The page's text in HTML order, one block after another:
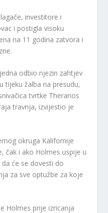
investitore i
i postigla visoku
na 11 godina zatvora i
odbio njezin zahtjev
tijeku žalba na presudu,
tvrtke Theranos
travnja, izvijestio je
okruga Kalifornije
čak i ako Holmes uspije u
će se dovesti do
za sve optužbe za koje
Holmes prije izricanja